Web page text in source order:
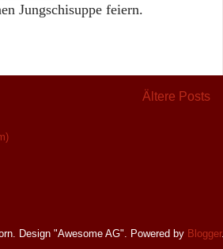
Jungschisuppe feiern.
Ältere Posts
Design "Awesome AG". Powered by Blogger.